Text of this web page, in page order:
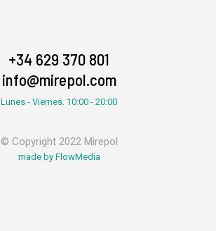
+34 629 370 801
info@mirepol.com
Lunes - Viernes. 10:00 - 20:00
© Copyright 2022 Mirepol
made by FlowMedia